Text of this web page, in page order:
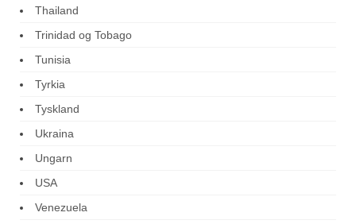
Thailand
Trinidad og Tobago
Tunisia
Tyrkia
Tyskland
Ukraina
Ungarn
USA
Venezuela